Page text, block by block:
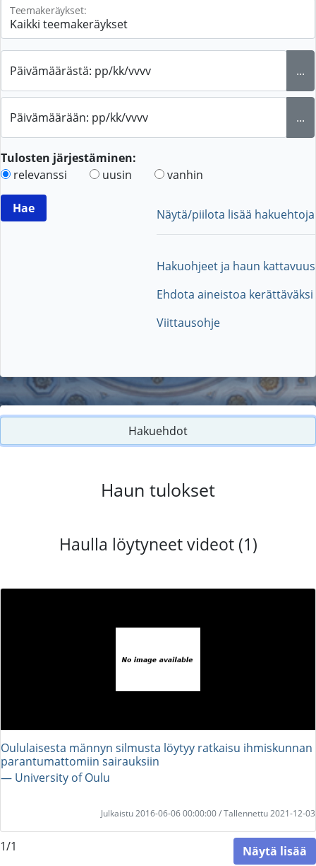
Teemakeräykset:
Päivämäärästä: pp/kk/vvvv ...
Päivämäärään: pp/kk/vvvv ...
Tulosten järjestäminen:
relevanssi
uusin vanhin
Näytä/piilota lisää hakuehtoja
Hakuohjeet ja haun kattavuus
Ehdota aineistoa kerättäväksi
Viittausohje
Hakuehdot
Haun tulokset
Haulla löytyneet videot (1)
Oululaisesta männyn silmusta löytyy ratkaisu ihmiskunnan
parantumattomiin sairauksiin
― University of Oulu
Julkaistu 2016-06-06 00:00:00 / Tallennettu 2021-12-03
1/1 Näytä lisää